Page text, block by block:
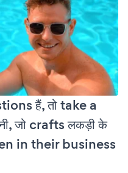
हैं, तो take a
जो crafts लकड़ी के
in their business